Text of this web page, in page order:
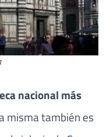
nacional más
misma también es